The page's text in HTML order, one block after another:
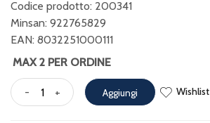
Codice prodotto: 200341
Minsan: 922765829
EAN: 8032251000111
MAX 2 PER ORDINE
- + Aggiungi Wishlist